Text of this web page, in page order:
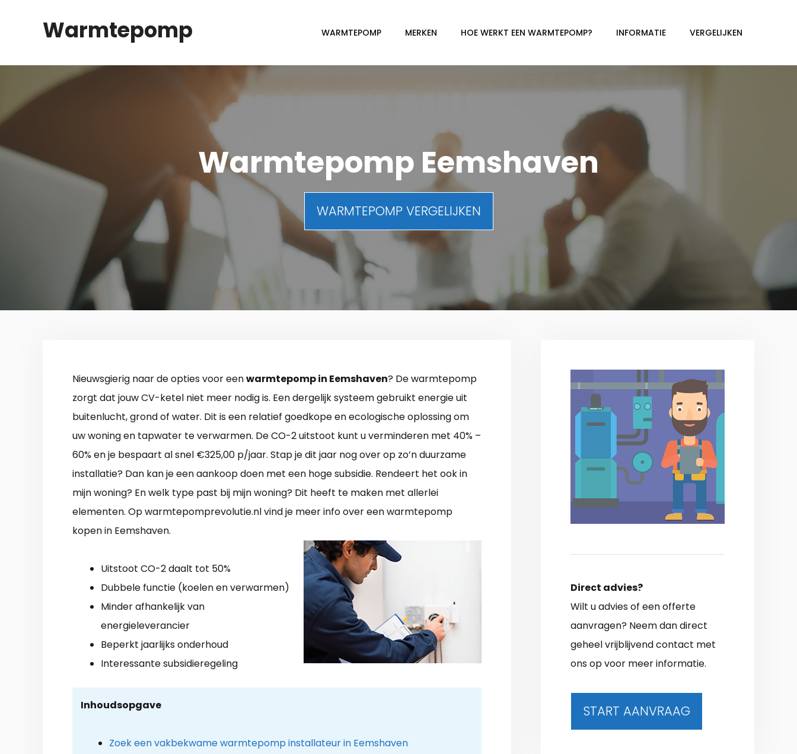
Warmtepomp WARMTEPOMP MERKEN HOE WERKT EEN WARMTEPOMP? INFORMATIE VERGELIJKEN
Warmtepomp Eemshaven
WARMTEPOMP VERGELIJKEN
Nieuwsgierig naar de opties voor eenwarmtepomp in Eemshaven? De warmtepomp
zorgt dat jouw CV-ketel niet meer nodig is. Een dergelijk systeem gebruikt energie uit
buitenlucht, grond of water. Dit is een relatief goedkope en ecologische oplossing om
uw woning en tapwater te verwarmen. De CO-2 uitstoot kunt u verminderen met 40% –
60% en je bespaart al snel €325,00 p/jaar. Stap je dit jaar nog over op zo’n duurzame
installatie? Dan kan je een aankoop doen met een hoge subsidie. Rendeert het ook in
mijn woning? En welk type past bij mijn woning? Dit heeft te maken met allerlei
elementen. Op warmtepomprevolutie.nl vind je meer info over een warmtepomp
kopen in Eemshaven.
Uitstoot CO-2 daalt tot 50%
Dubbele functie (koelen en verwarmen)
Minder afhankelijk van
energieleverancier
Beperkt jaarlijks onderhoud
Interessante subsidieregeling
Inhoudsopgave
Zoek een vakbekwame warmtepomp installateur in Eemshaven
Direct advies?
Wilt u advies of een offerte
aanvragen? Neem dan direct
geheel vrijblijvend contact met
ons op voor meer informatie.
START AANVRAAG